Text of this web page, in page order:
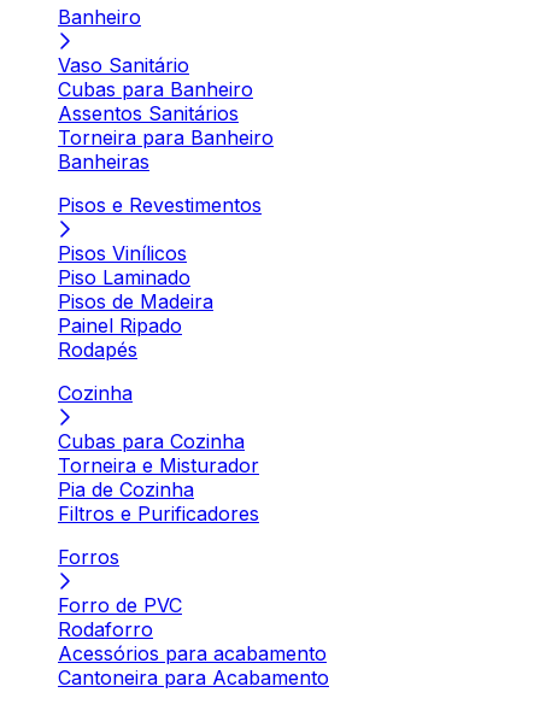
Banheiro
Vaso Sanitário
Cubas para Banheiro
Assentos Sanitários
Torneira para Banheiro
Banheiras
Pisos e Revestimentos
Pisos Vinílicos
Piso Laminado
Pisos de Madeira
Painel Ripado
Rodapés
Cozinha
Cubas para Cozinha
Torneira e Misturador
Pia de Cozinha
Filtros e Purificadores
Forros
Forro de PVC
Rodaforro
Acessórios para acabamento
Cantoneira para Acabamento